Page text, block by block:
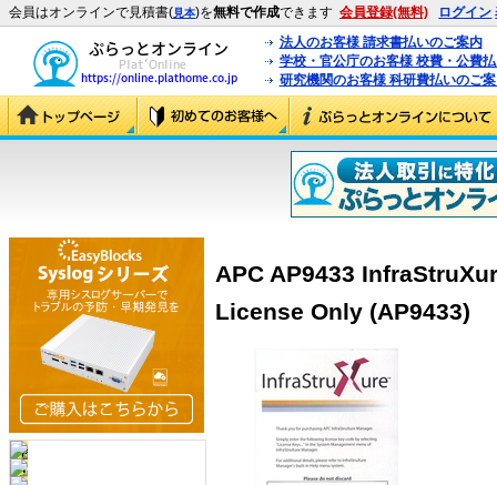
会員はオンラインで見積書(見本)を無料で作成できます 会員登録(無料) ログイン
法人のお客様 請求書払いのご案内
学校・官公庁のお客様 校費・公費
研究機関のお客様 科研費払いのご
APC AP9433
License Only (AP9433)